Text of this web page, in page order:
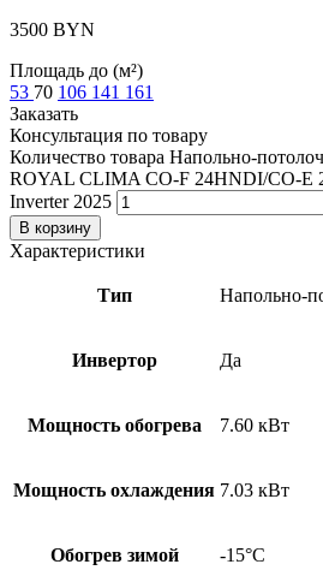
3500 BYN
Площадь до (м²)
53 70 106 141 161
Заказать
Консультация по товару
Количество товара Напольно-
ROYAL CLIMA CO-F 24HNDI/CO-E
Inverter 2025
В корзину
Характеристики
Тип Напольно-
Инвертор Да
Мощность обогрева 7.60 кВт
Мощность охлаждения 7.03 кВт
Обогрев зимой -15°С